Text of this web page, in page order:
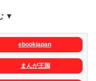
▼
ebookjapan
まんが王国